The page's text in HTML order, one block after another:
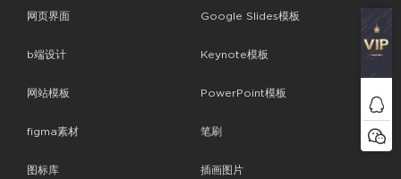
网页界面
b端设计
网站模板
figma素材
图标库
Google Slides模板
Keynote模板
PowerPoint模板
笔刷
插画图片